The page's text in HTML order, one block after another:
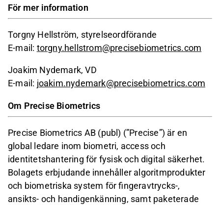
För mer information
Torgny Hellström, styrelseordförande
E-mail: torgny.hellstrom@precisebiometrics.com
Joakim Nydemark, VD
E-mail: joakim.nydemark@precisebiometrics.com
Om Precise Biometrics
Precise Biometrics AB (publ) (”Precise”) är en
global ledare inom biometri, access och
identitetshantering för fysisk och digital säkerhet.
Bolagets erbjudande innehåller algoritmprodukter
och biometriska system för fingeravtrycks-,
ansikts- och handigenkänning, samt paketerade